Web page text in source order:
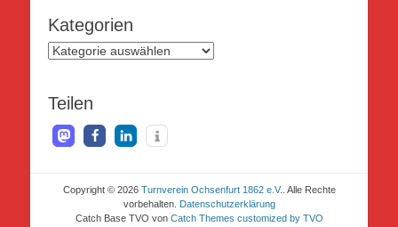
Kategorien
Kategorien
Teilen
Copyright © 2026 Turnverein Ochsenfurt 1862 e.V. . Alle Rechte
vorbehalten. Datenschutzerklärung
Catch Base TVO von Catch Themes customized by TVO